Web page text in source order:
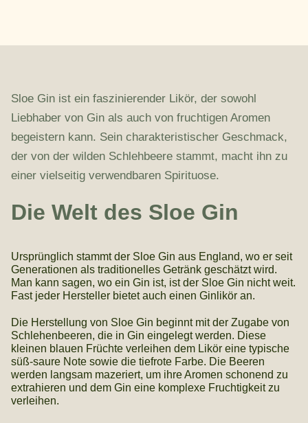
Sloe Gin ist ein faszinierender Likör, der sowohl
Liebhaber von Gin als auch von fruchtigen Aromen
begeistern kann. Sein charakteristischer Geschmack,
der von der wilden Schlehbeere stammt, macht ihn zu
einer vielseitig verwendbaren Spirituose.
Die Welt des Sloe Gin
Ursprünglich stammt der Sloe Gin aus England, wo er seit
Generationen als traditionelles Getränk geschätzt wird.
Man kann sagen, wo ein Gin ist, ist der Sloe Gin nicht weit.
Fast jeder Hersteller bietet auch einen Ginlikör an.
Die Herstellung von Sloe Gin beginnt mit der Zugabe von
Schlehenbeeren, die in Gin eingelegt werden. Diese
kleinen blauen Früchte verleihen dem Likör eine typische
süß-saure Note sowie die tiefrote Farbe. Die Beeren
werden langsam mazeriert, um ihre Aromen schonend zu
extrahieren und dem Gin eine komplexe Fruchtigkeit zu
verleihen.